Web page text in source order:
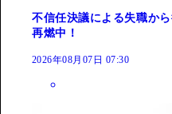
不信任決議による失職か
再燃中！
2026年08月07日 07:30